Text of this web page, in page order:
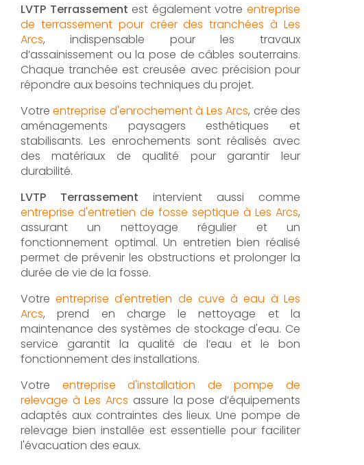
LVTP Terrassement est également votre entreprise
de terrassement pour créer des tranchées à Les
Arcs, indispensable pour les travaux
d’assainissement ou la pose de câbles souterrains.
Chaque tranchée est creusée avec précision pour
répondre aux besoins techniques du projet.
Votreentreprise d'enrochement à Les Arcs, crée des
aménagements paysagers esthétiques et
stabilisants. Les enrochements sont réalisés avec
des matériaux de qualité pour garantir leur
durabilité.
LVTP Terrassement intervient aussi comme
entreprise d'entretien de fosse septique à Les Arcs,
assurant un nettoyage régulier et un
fonctionnement optimal. Un entretien bien réalisé
permet de prévenir les obstructions et prolonger la
durée de vie de la fosse.
Votreentreprise d'entretien de cuve à eau à Les
Arcs, prend en charge le nettoyage et la
maintenance des systèmes de stockage d'eau. Ce
service garantit la qualité de l’eau et le bon
fonctionnement des installations.
Votre entreprise d'installation de pompe de
relevage à Les Arcs assure la pose d’équipements
adaptés aux contraintes des lieux. Une pompe de
relevage bien installée est essentielle pour faciliter
l'évacuation des eaux.